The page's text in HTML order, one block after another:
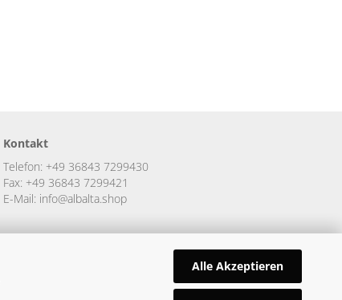
Alle Akzeptieren
Kontakt
Telefon: +49 36843 7299430
Fax: +49 36843 7299421
E-Mail: info@albalta.shop